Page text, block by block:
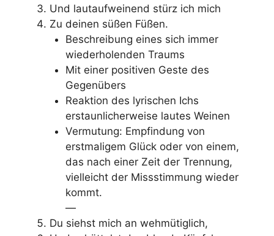
Und lautaufweinend stürz ich mich
Zu deinen süßen Füßen.
Beschreibung eines sich immer
wiederholenden Traums
Mit einer positiven Geste des
Gegenübers
Reaktion des lyrischen Ichs
erstaunlicherweise lautes Weinen
Vermutung: Empfindung von
erstmaligem Glück oder von einem,
das nach einer Zeit der Trennung,
vielleicht der Missstimmung wieder
kommt.
—
Du siehst mich an wehmütiglich,